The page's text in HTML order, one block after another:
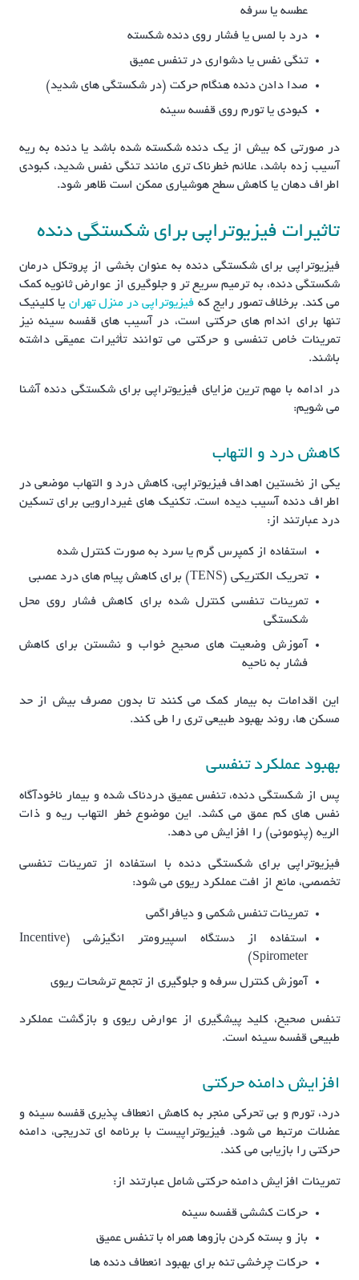
عطسه یا سرفه
درد با لمس یا فشار روی دنده شکسته
تنگی نفس یا دشواری در تنفس عمیق
صدا دادن دنده هنگام حرکت (در شکستگی های شدید)
کبودی یا تورم روی قفسه سینه
در صورتی که بیش از یک دنده شکسته شده باشد یا دنده به ریه
آسیب زده باشد، علائم خطرناک تری مانند تنگی نفس شدید، کبودی
اطراف دهان یا کاهش سطح هوشیاری ممکن است ظاهر شود.
تاثیرات فیزیوتراپی برای شکستگی دنده
فیزیوتراپی برای شکستگی دنده به عنوان بخشی از پروتکل درمان
شکستگی دنده، به ترمیم سریع تر و جلوگیری از عوارض ثانویه کمک
می کند. برخلاف تصور رایج که فیزیوتراپی در منزل تهران یا کلینیک
تنها برای اندام های حرکتی است، در آسیب های قفسه سینه نیز
تمرینات خاص تنفسی و حرکتی می توانند تأثیرات عمیقی داشته
باشند.
در ادامه با مهم ترین مزایای فیزیوتراپی برای شکستگی دنده آشنا
می شویم:
کاهش درد و التهاب
یکی از نخستین اهداف فیزیوتراپی، کاهش درد و التهاب موضعی در
اطراف دنده آسیب دیده است. تکنیک های غیردارویی برای تسکین
درد عبارتند از:
استفاده از کمپرس گرم یا سرد به صورت کنترل شده
تحریک الکتریکی (TENS) برای کاهش پیام های درد عصبی
تمرینات تنفسی کنترل شده برای کاهش فشار روی محل
شکستگی
آموزش وضعیت های صحیح خواب و نشستن برای کاهش
فشار به ناحیه
این اقدامات به بیمار کمک می کنند تا بدون مصرف بیش از حد
مسکن ها، روند بهبود طبیعی تری را طی کند.
بهبود عملکرد تنفسی
پس از شکستگی دنده، تنفس عمیق دردناک شده و بیمار ناخودآگاه
نفس های کم عمق می کشد. این موضوع خطر التهاب ریه و ذات
الریه (پنومونی) را افزایش می دهد.
فیزیوتراپی برای شکستگی دنده با استفاده از تمرینات تنفسی
تخصصی، مانع از افت عملکرد ریوی می شود:
تمرینات تنفس شکمی و دیافراگمی
استفاده از دستگاه اسپیرومتر انگیزشی (Incentive
Spirometer)
آموزش کنترل سرفه و جلوگیری از تجمع ترشحات ریوی
تنفس صحیح، کلید پیشگیری از عوارض ریوی و بازگشت عملکرد
طبیعی قفسه سینه است.
افزایش دامنه حرکتی
درد، تورم و بی تحرکی منجر به کاهش انعطاف پذیری قفسه سینه و
عضلات مرتبط می شود. فیزیوتراپیست با برنامه ای تدریجی، دامنه
حرکتی را بازیابی می کند.
تمرینات افزایش دامنه حرکتی شامل عبارتند از:
حرکات کششی قفسه سینه
باز و بسته کردن بازوها همراه با تنفس عمیق
حرکات چرخشی تنه برای بهبود انعطاف دنده ها